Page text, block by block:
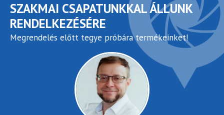
SZAKMAI CSAPATUNKKAL ÁLLUNK
RENDELKEZÉSÉRE
Megrendelés előtt tegye próbára termékeinket!